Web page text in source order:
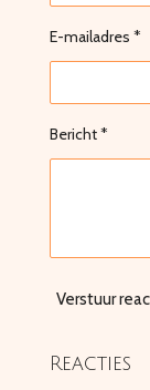
E-mailadres *
Bericht *
Verstuur
Reacties